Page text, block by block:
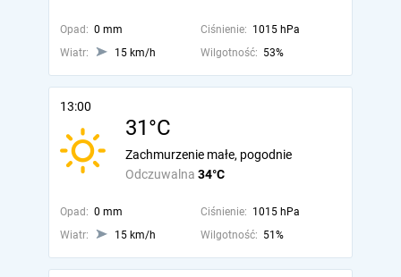
Opad: 0 mm Ciśnienie: 1015 hPa
Wiatr:
15 km/h Wilgotność: 53%
13:00
31°C
Odczuwalna 34°C
Zachmurzenie małe, pogodnie
Opad: 0 mm Ciśnienie: 1015 hPa
Wiatr:
15 km/h Wilgotność: 51%